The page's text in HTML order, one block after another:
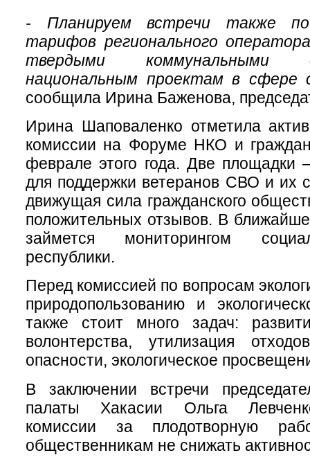
- Планируем встречи также по
тарифов регионального
твердыми коммунальными
национальным проектам в сфере
сообщила Ирина Баженова,
Ирина Шаповаленко отметила
комиссии на Форуме НКО и
феврале этого года. Две
для поддержки ветеранов СВО и их
движущая сила гражданского
положительных отзывов. В
займется мониторингом
республики.
Перед комиссией по вопросам
природопользованию и
также стоит много задач:
волонтерства, утилизация
опасности, экологическое
В заключении встречи
палаты Хакасии Ольга
комиссии за плодотворную
общественникам не снижать